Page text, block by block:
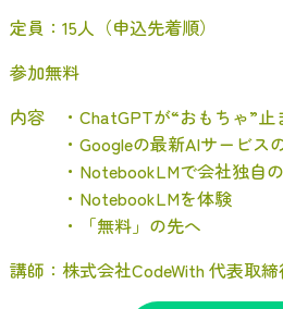
定員：15人（申込先着順）
参加無料
内容 ・ChatGPTが“おもちゃ”止
・Googleの最新AIサービス
・NotebookLMで会社独自の
・NotebookLMを体験
・「無料」の先へ
講師：株式会社CodeWith 代表